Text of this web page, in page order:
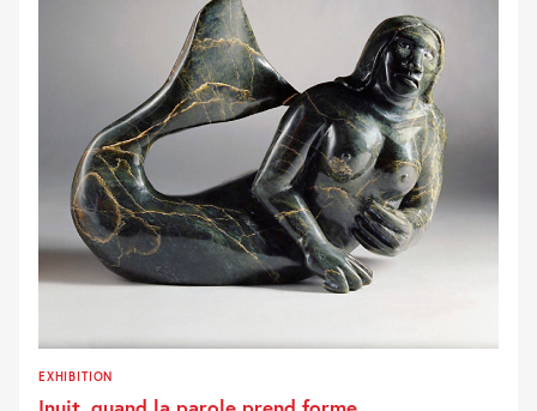
EXHIBITION